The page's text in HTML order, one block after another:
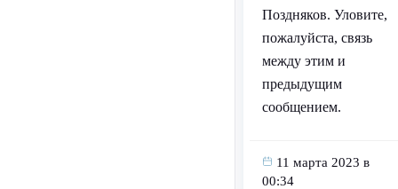
Поздняков. Уловите,
пожалуйста, связь
между этим и
предыдущим
сообщением.
11 марта 2023 в
00:34